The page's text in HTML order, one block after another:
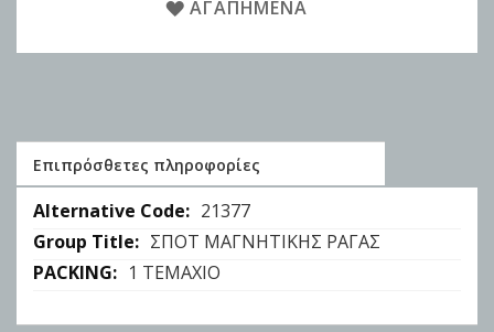
ΑΓΑΠΗΜΈΝΑ
Επιπρόσθετες πληροφορίες
Επιπρόσθετες
πληροφορίες
21377
ΣΠΟΤ ΜΑΓΝΗΤΙΚΗΣ ΡΑΓΑΣ
1 ΤΕΜΑΧΙΟ